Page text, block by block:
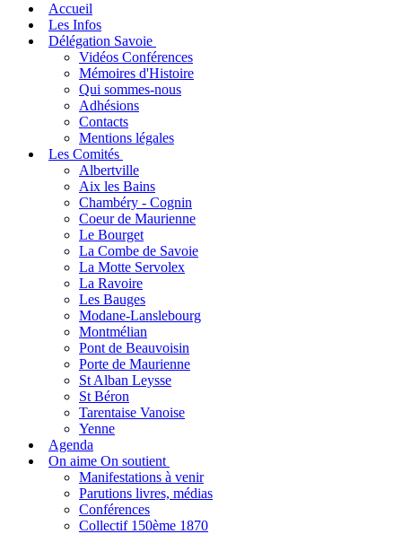
Accueil
Les Infos
Délégation Savoie
Vidéos Conférences
Mémoires d'Histoire
Qui sommes-nous
Adhésions
Contacts
Mentions légales
Les Comités
Albertville
Aix les Bains
Chambéry - Cognin
Coeur de Maurienne
Le Bourget
La Combe de Savoie
La Motte Servolex
La Ravoire
Les Bauges
Modane-Lanslebourg
Montmélian
Pont de Beauvoisin
Porte de Maurienne
St Alban Leysse
St Béron
Tarentaise Vanoise
Yenne
Agenda
On aime On soutient
Manifestations à venir
Parutions livres, médias
Conférences
Collectif 150ème 1870